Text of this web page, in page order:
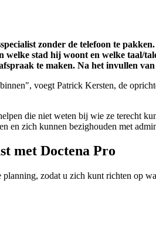
zonder de telefoon te
stad hij woont en welke taal/
te maken. Na het invullen
voegt Patrick Kersten, de
die niet weten bij wie ze terecht
en zich kunnen bezighouden met
met Doctena Pro
zodat u zich kunt richten op